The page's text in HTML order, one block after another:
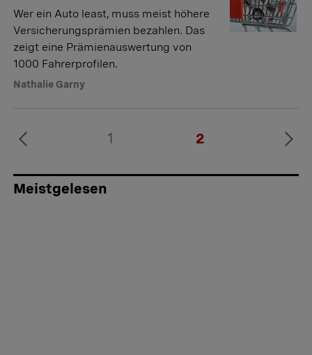
Wer ein Auto least, muss meist höhere
Versicherungsprämien bezahlen. Das
zeigt eine Prämienauswertung von
1000 Fahrerprofilen.
Nathalie Garny
1 2
Meistgelesen